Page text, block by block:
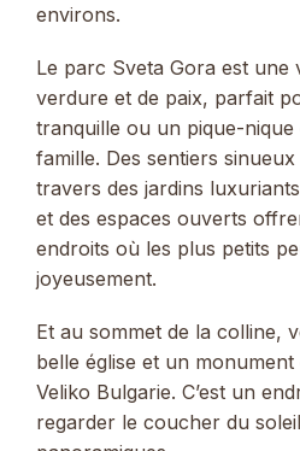
environs.
Le parc Sveta Gora est une
verdure et de paix, parfait
tranquille ou un pique-
famille. Des sentiers
travers des jardins
et des espaces ouverts
endroits où les plus petits
joyeusement.
Et au sommet de la colline,
belle église et un
Veliko Bulgarie. C’est un
regarder le coucher du